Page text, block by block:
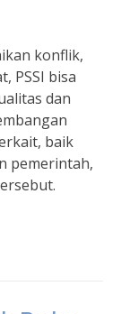
konflik,
PSSI bisa
dan
baik
pemerintah,